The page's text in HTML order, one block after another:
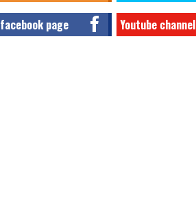
facebook page Youtube channel